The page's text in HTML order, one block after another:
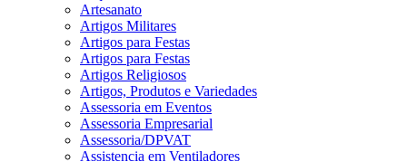
Artesanato
Artigos Militares
Artigos para Festas
Artigos para Festas
Artigos Religiosos
Artigos, Produtos e Variedades
Assessoria em Eventos
Assessoria Empresarial
Assessoria/DPVAT
Assistencia em Ventiladores